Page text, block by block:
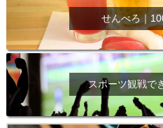
せんべろ｜
スポーツ観戦で